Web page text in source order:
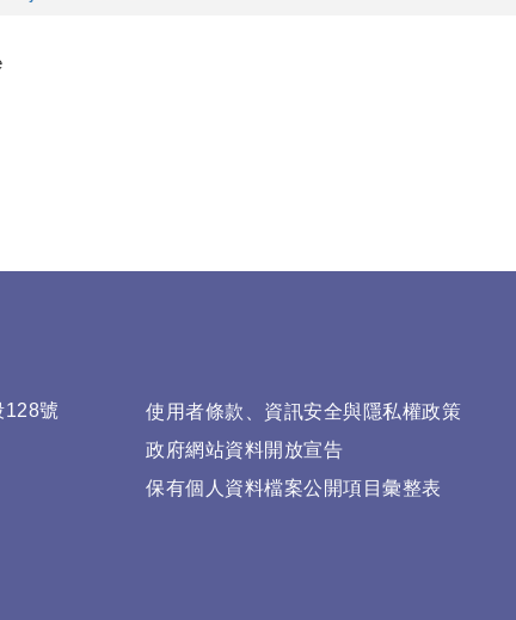
號
使用者條款、資訊安全與隱私權政策
政府網站資料開放宣告
保有個人資料檔案公開項目彙整表